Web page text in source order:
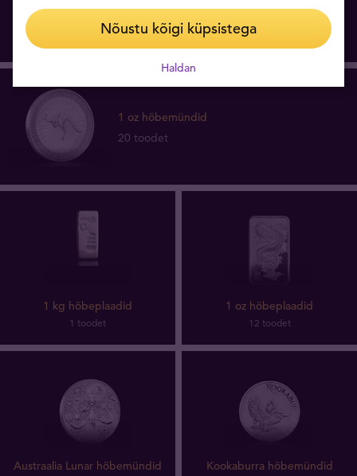
1 oz hõbemündid
20 toodet
1 kg hõbeplaadid
1 toodet
1 oz hõbeplaadid
12 toodet
Austraalia Lunar hõbemündid Kookaburra hõbemündid
Nõustu kõigi küpsistega
Haldan